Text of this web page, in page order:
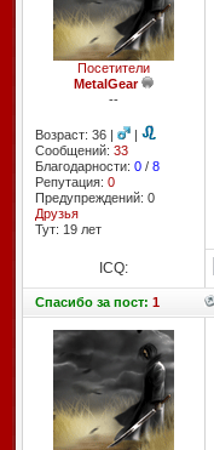
Посетители
MetalGear
--
Возраст: 36 |
|
Сообщений: 33
Благодарности: 0/ 8
Репутация: 0
Предупреждений: 0
Друзья
Тут: 19 лет
ICQ:
Спасибоза пост: 1